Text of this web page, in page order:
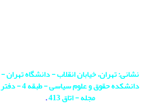
نشانی: تهران، خیابان انقلاب - دانشگاه تهران -
دانشکده حقوق و علوم سیاسی - طبقه 4 - دفتر
مجله - اتاق 413
.